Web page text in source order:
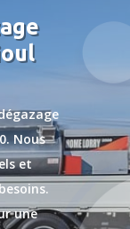
Nous
et
une